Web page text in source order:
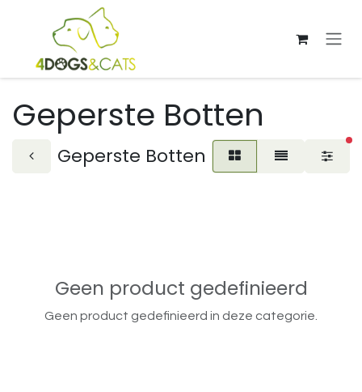
Overslaan naar inhoud
Geperste Botten
Geperste Botten
Geen product gedefinieerd
Geen product gedefinieerd in deze categorie.